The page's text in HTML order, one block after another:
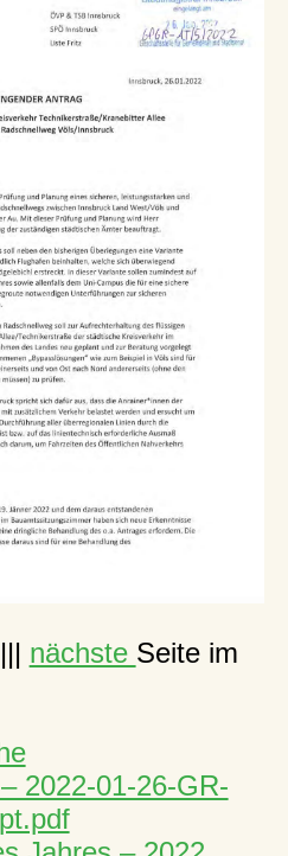
nächste Seite im
2022-01-26-GR-